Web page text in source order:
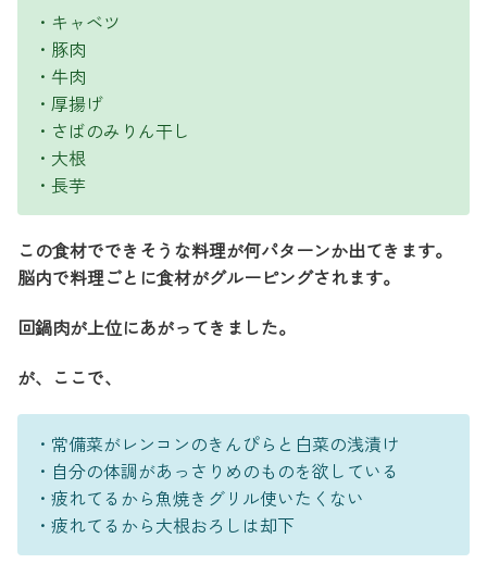
・キャベツ
・豚肉
・牛肉
・厚揚げ
・さばのみりん干し
・大根
・長芋
この食材でできそうな料理が何パターンか出てきます。
脳内で料理ごとに食材がグルーピングされます。
回鍋肉が上位にあがってきました。
が、ここで、
・常備菜がレンコンのきんぴらと白菜の浅漬け
・自分の体調があっさりめのものを欲している
・疲れてるから魚焼きグリル使いたくない
・疲れてるから大根おろしは却下